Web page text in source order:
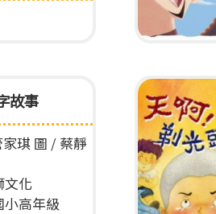
故事
琪 圖 / 蔡靜
文化
小高年級